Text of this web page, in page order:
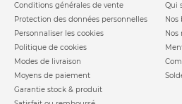
Conditions générales de vente
Protection des données personnelles
Personnaliser les cookies
Politique de cookies
Modes de livraison
Moyens de paiement
Garantie stock & produit
Qui
Nos
Nos